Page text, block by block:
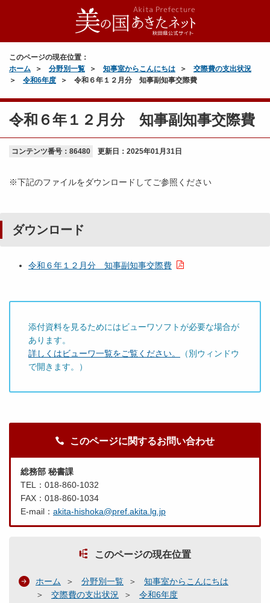
このページの現在位置：
ホーム
分野別一覧 知事室からこんにちは
交際費の支出状況
令和6年度
令和６年１２月分 知事副知事交際費
令和６年１２月分 知事副知事交際費
コンテンツ番号：86480 更新日： 2025年01月31日
※下記のファイルをダウンロードしてご参照ください
ダウンロード
令和６年１２月分 知事副知事交際費
添付資料を見るためにはビューワソフトが必要な場合が
あります。
詳しくはビューワ一覧をご覧ください。
（別ウィンドウ
で開きます。）
このページに関するお問い合わせ
総務部 秘書課
TEL：018-860-1032
FAX：018-860-1034
E-mail： akita-hishoka@pref.akita.lg.jp
このページの現在位置
ホーム 分野別一覧
知事室からこんにちは
交際費の支出状況
令和6年度